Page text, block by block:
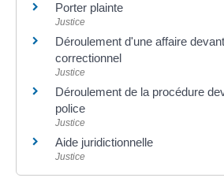
Porter plainte
Justice
Déroulement d'une affaire
correctionnel
Justice
Déroulement de la procédure
police
Justice
Aide juridictionnelle
Justice